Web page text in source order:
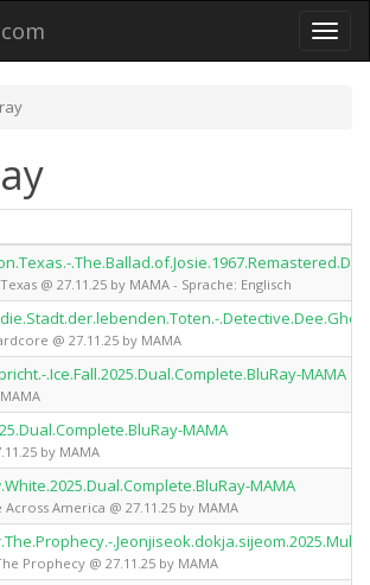
Toggle
@ 27.11.25 by MAMA - Sprache: Englisch
@ 27.11.25 by MAMA
.Ice.Fall.2025.Dual.Complete.BluRay-MAMA
MAMA
by MAMA
MAMA
Across America @ 27.11.25 by MAMA
Prophecy @ 27.11.25 by MAMA